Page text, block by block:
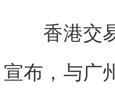
香港交易
宣布，与广